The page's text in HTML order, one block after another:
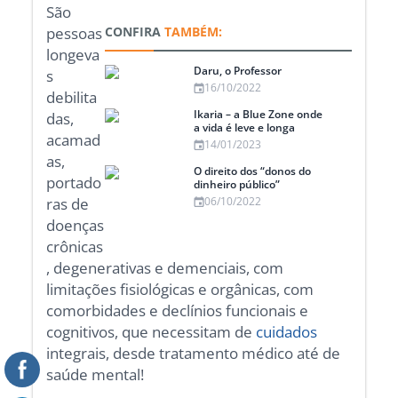
CONFIRA TAMBÉM:
Daru, o Professor
16/10/2022
Ikaria – a Blue Zone onde
a vida é leve e longa
14/01/2023
O direito dos “donos do
dinheiro público”
06/10/2022
São
pessoas
longeva
s
debilita
das,
acamad
as,
portado
ras de
doenças
crônicas
, degenerativas e demenciais, com
limitações fisiológicas e orgânicas, com
comorbidades e declínios funcionais e
cognitivos, que necessitam de cuidados
integrais, desde tratamento médico até de
saúde mental!